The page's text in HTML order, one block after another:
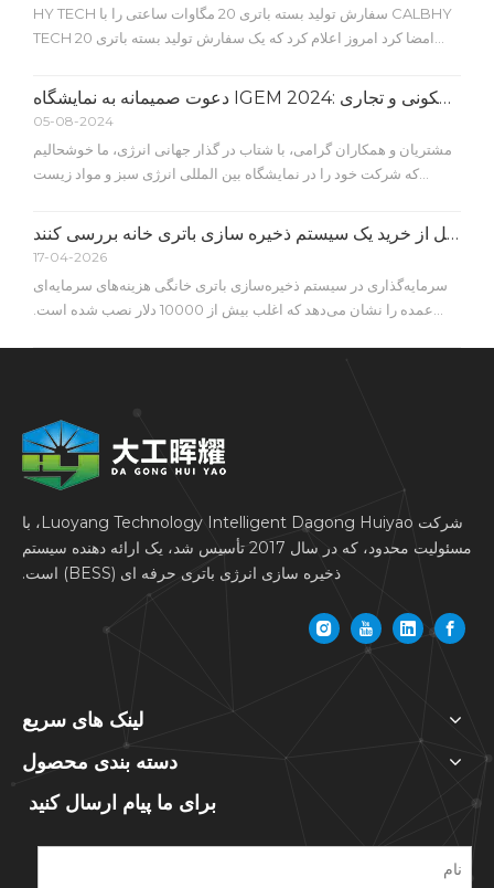
HY TECH سفارش تولید بسته باتری 20 مگاوات ساعتی را با CALBHY
TECH امضا کرد امروز اعلام کرد که یک سفارش تولید بسته باتری 20
جهانی در تولید باتری، امضا کرده است. بر اساس این توافق، HY TECH
20 مگاوات ساعت o را مونتاژ و تولید خواهد کرد
دعوت صمیمانه به نمایشگاه IGEM 2024: کاوش در آینده ذخیره سازی انرژی مسکونی و تجاری
05-08-2024
مشتریان و همکاران گرامی، با شتاب در گذار جهانی انرژی، ما خوشحالیم
که شرکت خود را در نمایشگاه بین المللی انرژی سبز و مواد زیست
آنچه صاحبان خانه باید قبل از خرید یک سیستم ذخیره سازی باتری خانه بررسی کنند
17-04-2026
سرمایه‌گذاری در سیستم ذخیره‌سازی باتری خانگی هزینه‌های سرمایه‌ای
عمده را نشان می‌دهد که اغلب بیش از 10000 دلار نصب شده است.
شرکت Luoyang Technology Intelligent Dagong Huiyao، با
مسئولیت محدود، که در سال 2017 تأسیس شد، یک ارائه دهنده سیستم
ذخیره سازی انرژی باتری حرفه ای (BESS) است.
لینک های سریع
دسته بندی محصول
برای ما پیام ارسال کنید